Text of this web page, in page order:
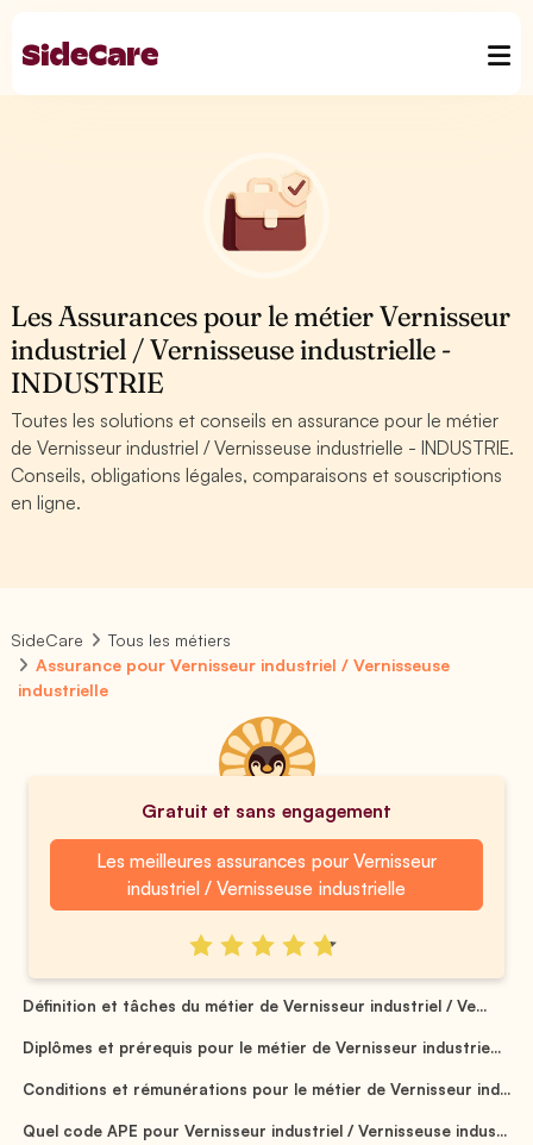
Les Assurances pour le métier Vernisseur
industriel / Vernisseuse industrielle -
INDUSTRIE
Toutes les solutions et conseils en assurance pour le métier
de Vernisseur industriel / Vernisseuse industrielle - INDUSTRIE.
Conseils, obligations légales, comparaisons et souscriptions
en ligne.
SideCare
Tous les métiers
Assurance pour Vernisseur industriel / Vernisseuse
industrielle
Gratuit et sans engagement
Les meilleures assurances pour Vernisseur
industriel / Vernisseuse industrielle
Définition et tâches du métier de Vernisseur industriel / Ve...
Diplômes et prérequis pour le métier de Vernisseur industrie...
Conditions et rémunérations pour le métier de Vernisseur ind...
Quel code APE pour Vernisseur industriel / Vernisseuse indus...